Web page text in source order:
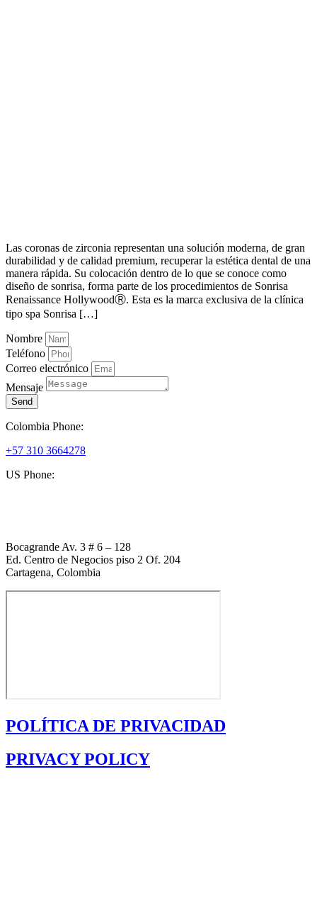
Las coronas de zirconia representan una solución moderna, de gran
durabilidad y de calidad premium, recuperar la estética dental de una
manera rápida. Su colocación dentro de lo que se conoce como
diseño de sonrisa, forma parte de los procedimientos de Sonrisa
Renaissance HollywoodⓇ. Esta es la marca exclusiva de la clínica
tipo spa Sonrisa […]
Nombre
Teléfono
Correo electrónico
Mensaje
Send
Colombia Phone:
+57 310 3664278
US Phone:
Bocagrande Av. 3 # 6 – 128
Ed. Centro de Negocios piso 2 Of. 204
Cartagena, Colombia
POLÍTICA DE PRIVACIDAD
PRIVACY POLICY